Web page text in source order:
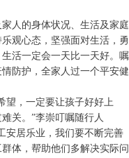
人的身体状况、生活及家庭
观心态，坚强面对生活，勇
活一定会一天比一天好。嘱
防护，全家人过一个平安健
望，一定要让孩子好好上
关。”李崇叮嘱随行人
安居乐业，我们要不断完善
体，帮助他们多解决实际问